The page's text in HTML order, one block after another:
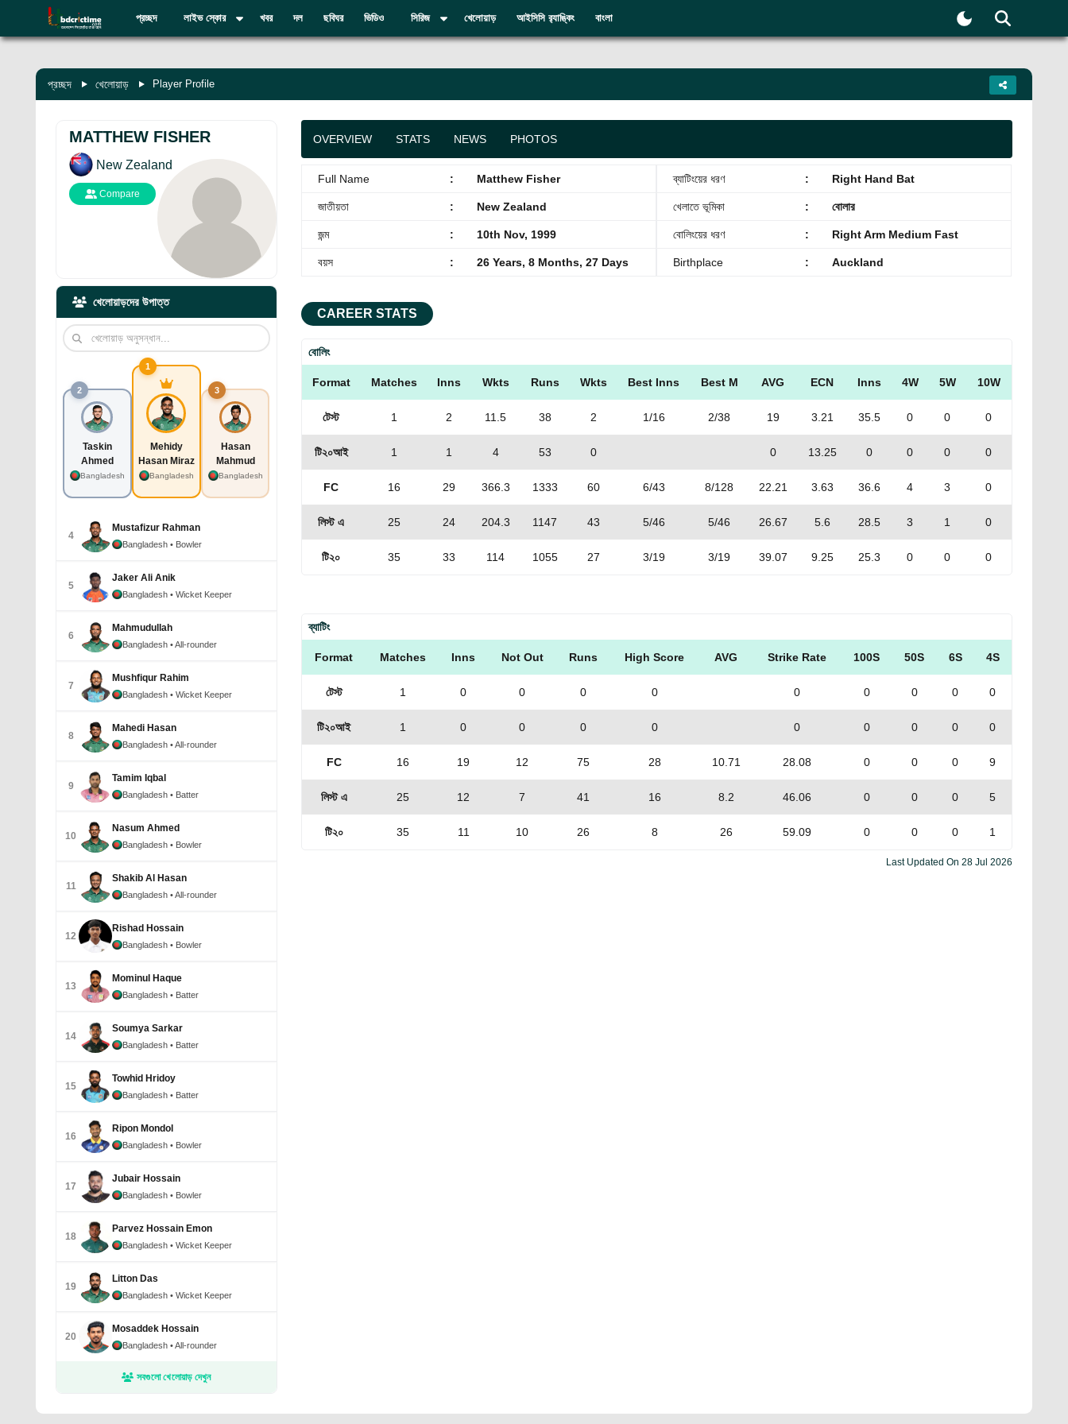
প্রচ্ছদ লাইভ স্কোর খবর দল ছবিঘর ভিডিও সিরিজ খেলোয়াড় আইসিসি র‍্যাঙ্কিং বাংলা
প্রচ্ছদ খেলোয়াড় Player Profile
MATTHEW FISHER
New Zealand
Compare
খেলোয়াড়দের উপাত্ত
2
Taskin
Ahmed
Bangladesh
1
Mehidy
Hasan Miraz
Bangladesh
3
Hasan
Mahmud
Bangladesh
4
Mustafizur Rahman
Bangladesh • Bowler
5
Jaker Ali Anik
Bangladesh • Wicket Keeper
6
Mahmudullah
Bangladesh • All-rounder
7
Mushfiqur Rahim
Bangladesh • Wicket Keeper
8
Mahedi Hasan
Bangladesh • All-rounder
9
Tamim Iqbal
Bangladesh • Batter
10
Nasum Ahmed
Bangladesh • Bowler
11
Shakib Al Hasan
Bangladesh • All-rounder
12
Rishad Hossain
Bangladesh • Bowler
13
Mominul Haque
Bangladesh • Batter
14
Soumya Sarkar
Bangladesh • Batter
15
Towhid Hridoy
Bangladesh • Batter
16
Ripon Mondol
Bangladesh • Bowler
17
Jubair Hossain
Bangladesh • Bowler
18
Parvez Hossain Emon
Bangladesh • Wicket Keeper
19
Litton Das
Bangladesh • Wicket Keeper
20
Mosaddek Hossain
Bangladesh • All-rounder
সবগুলো খেলোয়াড় দেখুন
OVERVIEW STATS NEWS PHOTOS
Full Name : Matthew Fisher
জাতীয়তা : New Zealand
জন্ম : 10th Nov, 1999
বয়স : 26 Years, 8 Months, 27 Days
ব্যাটিংয়ের ধরণ : Right Hand Bat
খেলাতে ভূমিকা : বোলার
বোলিংয়ের ধরণ : Right Arm Medium Fast
Birthplace : Auckland
CAREER STATS
বোলিং
Format Matches Inns Wkts Runs Wkts Best Inns Best M AVG ECN Inns 4W 5W 10W
টেস্ট 1 2 11.5 38 2 1/16 2/38 19 3.21 35.5 0 0 0
টি২০আই 1 1 4 53 0 0 13.25 0 0 0 0
FC 16 29 366.3 1333 60 6/43 8/128 22.21 3.63 36.6 4 3 0
লিস্ট এ 25 24 204.3 1147 43 5/46 5/46 26.67 5.6 28.5 3 1 0
টি২০ 35 33 114 1055 27 3/19 3/19 39.07 9.25 25.3 0 0 0
ব্যাটিং
Format Matches Inns Not Out Runs High Score AVG Strike Rate 100S 50S 6S 4S
টেস্ট 1 0 0 0 0 0 0 0 0 0
টি২০আই 1 0 0 0 0 0 0 0 0 0
FC 16 19 12 75 28 10.71 28.08 0 0 0 9
লিস্ট এ 25 12 7 41 16 8.2 46.06 0 0 0 5
টি২০ 35 11 10 26 8 26 59.09 0 0 0 1
Last Updated On 28 Jul 2026